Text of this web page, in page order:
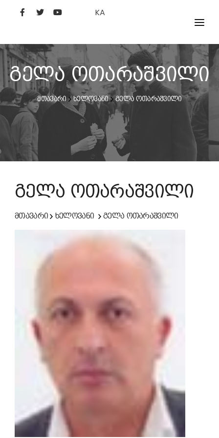
KA
ᲤᲘᲚᲛᲔᲑᲘ
ᲮᲔᲚᲝᲕᲐᲜᲘ
ᲙᲘᲜᲝᲡᲢᲣᲓᲘᲐ
ᲙᲘᲜᲝᲐᲙᲐᲓᲔᲛᲘᲐ
გელა ოთარაშვილი
მთავარი ხელოვანი გელა ოთარაშვილი
გელა ოთარაშვილი
მთავარი ხელოვანი გელა ოთარაშვილი